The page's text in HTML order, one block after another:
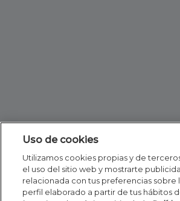
Uso de cookies
Utilizamos cookies propias y de
el uso del sitio web y mostrarte
relacionada con tus preferencias sobre
perfil elaborado a partir de tus hábitos